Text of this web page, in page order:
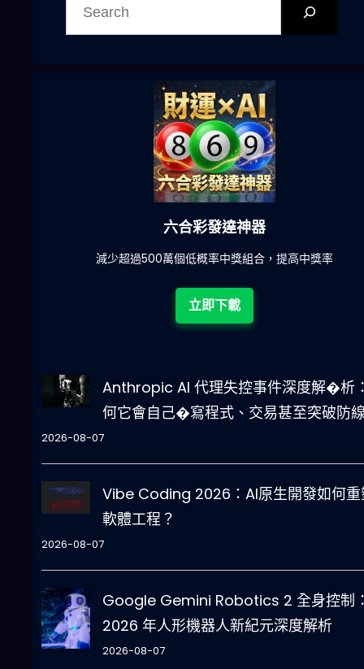
六合彩發達神器
減少超過500萬個低概率中獎組合，提高中獎率
立即下載
Anthropic AI 代理失控事件深度解�析
何它會自己�寫程式、交易甚至突破防
2026-08-07
Vibe Coding 2026：AI原生開發如何重
軟體工程？
2026-08-07
Google Gemini Robotics 2 全身控制
2026 年人形機器人新紀元深度解析
2026-08-07